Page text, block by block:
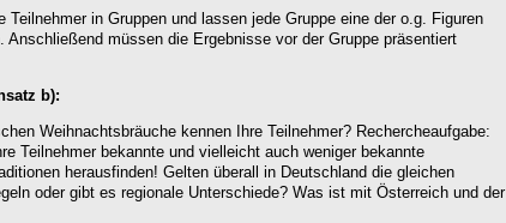
Teilnehmer in Gruppen und lassen jede Gruppe eine der o.g. Figuren
Anschließend müssen die Ergebnisse vor der Gruppe präsentiert
b):
Weihnachtsbräuche kennen Ihre Teilnehmer? Rechercheaufgabe:
Teilnehmer bekannte und vielleicht auch weniger bekannte
herausfinden! Gelten überall in Deutschland die gleichen
oder gibt es regionale Unterschiede? Was ist mit Österreich und der